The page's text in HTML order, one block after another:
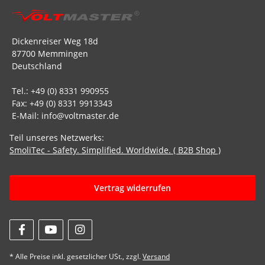
Dickenreiser Weg 18d
87700 Memmingen
Deutschland
Tel.: +49 (0) 8331 990955
Fax: +49 (0) 8331 9913343
E-Mail: info@voltmaster.de
Teil unseres Netzwerks:
SmoliTec - Safety. Simplified. Worldwide. ( B2B Shop )
Vertrag widerrufen
* Alle Preise inkl. gesetzlicher USt., zzgl.Versand